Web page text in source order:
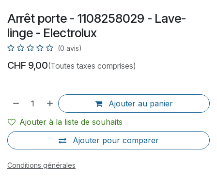
Arrêt porte - 1108258029 - Lave-
linge - Electrolux
(0 avis)
CHF 9,00(Toutes taxes comprises)
Ajouter au panier
Ajouter pour comparer
Ajouter à la liste de souhaits
Conditions générales